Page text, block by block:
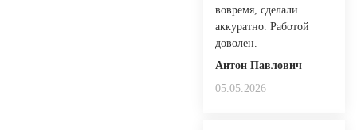
вовремя, сделали
аккуратно. Работой
доволен.
Антон Павлович
05.05.2026